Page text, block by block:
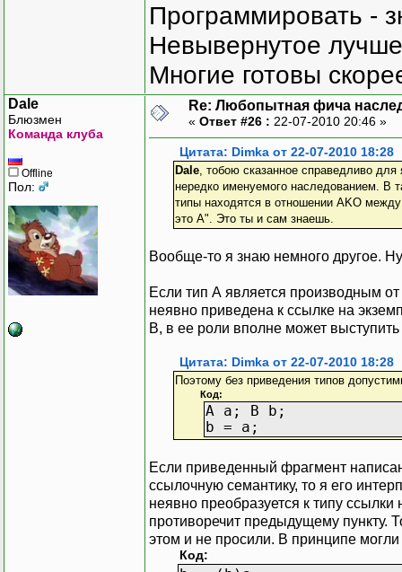
Программировать -
Невывернутое
Многие готовы
Dale
Блюзмен
Команда клуба
Offline
Пол:
Re: Любопытная фича
« Ответ #26 : 22-07-2010 20:46 »
Цитата: Dimka от 22-07-2010 18:28
Dale, тобою сказанное справедливо
нередко именуемого наследованием. В
типы находятся в отношении AKO
это A". Это ты и сам знаешь.
Вообще-то я знаю немного другое.
Если тип А является производным
неявно приведена к ссылке на
В, в ее роли вполне может
Цитата: Dimka от 22-07-2010 18:28
Поэтому без приведения типов
Код:
A a; B b;
b = a;
Если приведенный фрагмент
ссылочную семантику, то я его
неявно преобразуется к типу
противоречит предыдущему пункту.
этом и не просили. В принципе
Код: